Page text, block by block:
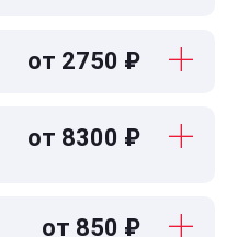
от 2750 ₽
от 8300 ₽
от 850 ₽